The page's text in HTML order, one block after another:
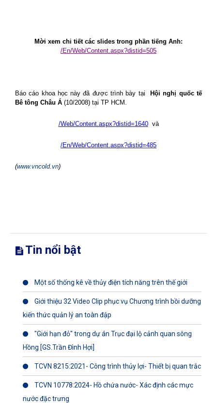
Mời xem chi tiết các slides trong phần tiếng Anh:
/En/Web/Content.aspx?distid=505
Báo cáo khoa học này đã được trình bày tại
Hội nghị quốc tế
Bê tông Châu Á (10/2008) tại TP HCM.
/Web/Content.aspx?distid=1640 và
/En/Web/Content.aspx?distid=485
(www.vncold.vn)
Tin nổi bật
Một số thống kê về thủy điện tích năng trên thế giới
Giới thiệu 32 Video Clip phục vụ Chương trình bồi dưỡng
kiến thức quản lý an toàn đập
"Giới hạn đỏ" trong dự án Trục đại lộ cảnh quan sông
Hồng [GS.Trần Đình Hợi]
TCVN 8215:2021- Công trình thủy lợi- Thiết bị quan trắc
TCVN 10778:2024- Hồ chứa nước- Xác định các mực
nước đặc trưng